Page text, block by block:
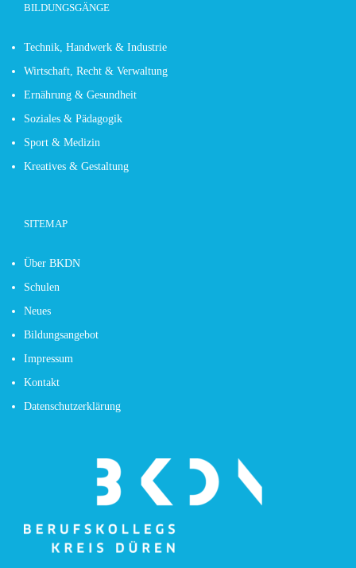
BILDUNGSGÄNGE
Technik, Handwerk & Industrie
Wirtschaft, Recht & Verwaltung
Ernährung & Gesundheit
Soziales & Pädagogik
Sport & Medizin
Kreatives & Gestaltung
SITEMAP
Über BKDN
Schulen
Neues
Bildungsangebot
Impressum
Kontakt
Datenschutzerklärung